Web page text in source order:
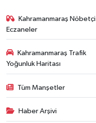
Kahramanmaraş Nöbetçi
Eczaneler
Kahramanmaraş Trafik
Yoğunluk Haritası
Tüm Manşetler
Haber Arşivi